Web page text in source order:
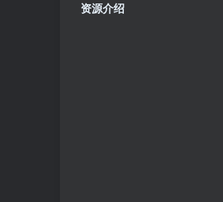
资源介绍